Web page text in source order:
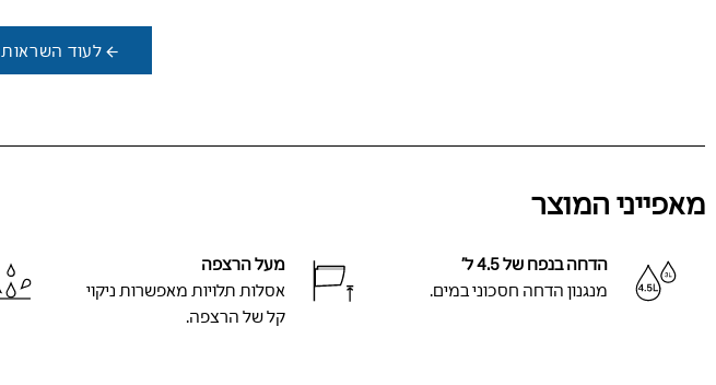
לעוד השראות
מאפייני המוצר
הדחה בנפח של 4.5 ל’
מנגנון הדחה חסכוני במים.
מעל הרצפה
אסלות תלויות מאפשרות ניקוי
קל של הרצפה.